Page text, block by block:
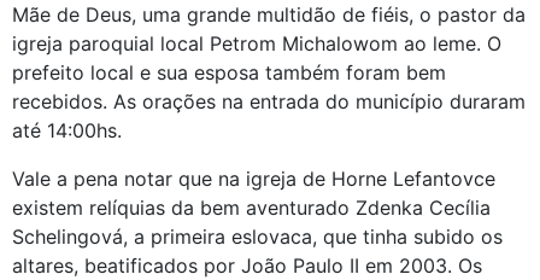
Mãe de Deus, uma grande multidão de fiéis, o pastor da
igreja paroquial local Petrom Michalowom ao leme. O
prefeito local e sua esposa também foram bem
recebidos. As orações na entrada do município duraram
até 14:00hs.
Vale a pena notar que na igreja de Horne Lefantovce
existem relíquias da bem aventurado Zdenka Cecília
Schelingová, a primeira eslovaca, que tinha subido os
altares, beatificados por João Paulo II em 2003. Os